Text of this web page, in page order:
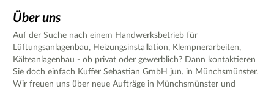
Über uns
Auf der Suche nach einem Handwerksbetrieb für
Lüftungsanlagenbau, Heizungsinstallation, Klempnerarbeiten,
Kälteanlagenbau - ob privat oder gewerblich? Dann kontaktieren
Sie doch einfach Kuffer Sebastian GmbH jun. in Münchsmünster.
Wir freuen uns über neue Aufträge in Münchsmünster und